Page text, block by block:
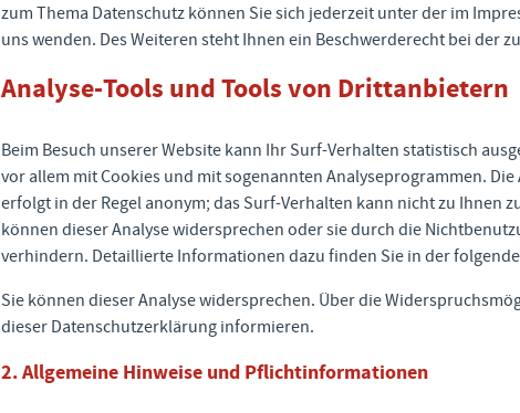
zum Thema Datenschutz können Sie sich jederzeit unter der im
uns wenden. Des Weiteren steht Ihnen ein Beschwerderecht bei der
Analyse-Tools und Tools von Drittanbietern
Beim Besuch unserer Website kann Ihr Surf-Verhalten statistisch
vor allem mit Cookies und mit sogenannten Analyseprogrammen.
erfolgt in der Regel anonym; das Surf-Verhalten kann nicht zu Ihnen
können dieser Analyse widersprechen oder sie durch die
verhindern. Detaillierte Informationen dazu finden Sie in der
Sie können dieser Analyse widersprechen. Über die
dieser Datenschutzerklärung informieren.
2. Allgemeine Hinweise und Pflichtinformationen